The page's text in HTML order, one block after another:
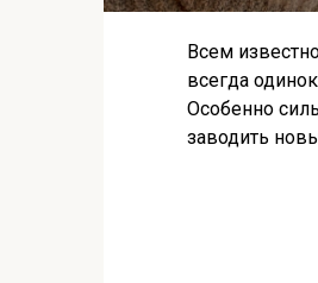
Всем
всегда
Особенно
заводить